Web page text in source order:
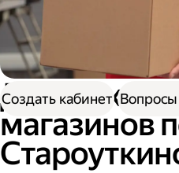
Доставка
магазинов
Создать кабинет